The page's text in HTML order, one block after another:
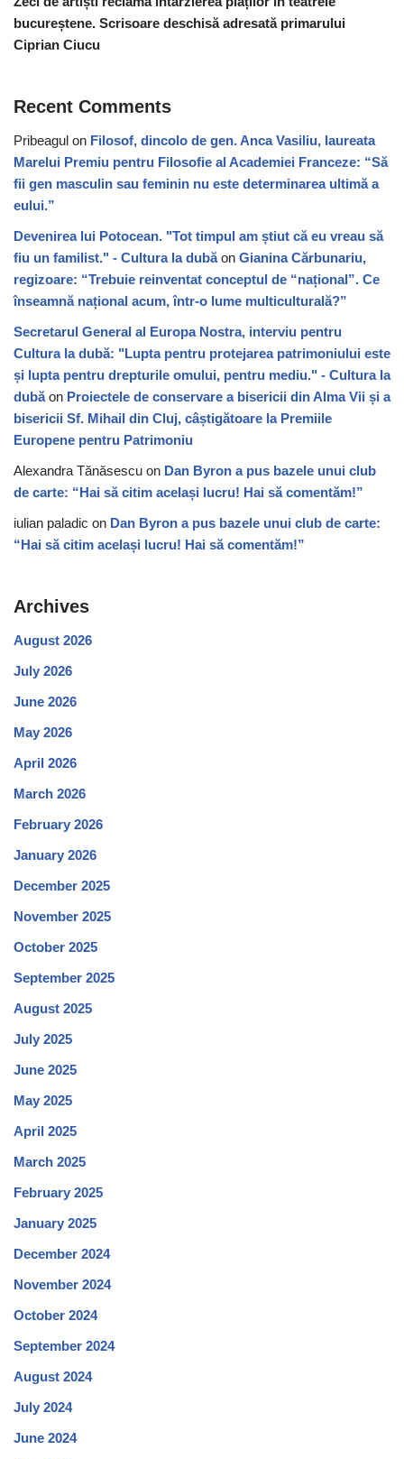
bucureștene. Scrisoare deschisă adresată primarului
Ciprian Ciucu
Recent Comments
Pribeagul on Filosof, dincolo de gen. Anca Vasiliu, laureata
Marelui Premiu pentru Filosofie al Academiei Franceze: “Să
fii gen masculin sau feminin nu este determinarea ultimă a
eului.”
Devenirea lui Potocean. "Tot timpul am știut că eu vreau să
fiu un familist." - Cultura la dubăon Gianina Cărbunariu,
regizoare: “Trebuie reinventat conceptul de “național”. Ce
înseamnă național acum, într-o lume multiculturală?”
Secretarul General al Europa Nostra, interviu pentru
Cultura la dubă: "Lupta pentru protejarea patrimoniului este
și lupta pentru drepturile omului, pentru mediu." - Cultura la
dubăon Proiectele de conservare a bisericii din Alma Vii și a
bisericii Sf. Mihail din Cluj, câștigătoare la Premiile
Europene pentru Patrimoniu
Alexandra Tănăsescu on Dan Byron a pus bazele unui club
de carte: “Hai să citim același lucru! Hai să comentăm!”
iulian paladic on Dan Byron a pus bazele unui club de carte:
“Hai să citim același lucru! Hai să comentăm!”
Archives
August 2026
July 2026
June 2026
May 2026
April 2026
March 2026
February 2026
January 2026
December 2025
November 2025
October 2025
September 2025
August 2025
July 2025
June 2025
May 2025
April 2025
March 2025
February 2025
January 2025
December 2024
November 2024
October 2024
September 2024
August 2024
July 2024
June 2024